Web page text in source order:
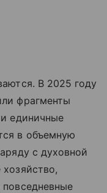
В 2025 году
фрагменты
единичные
в объемную
с духовной